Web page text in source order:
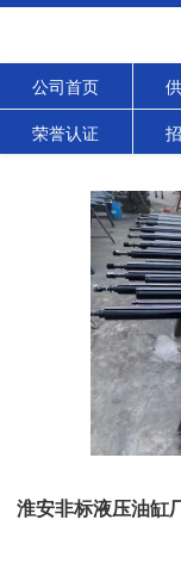
公司首页
荣誉认证
淮安非标液压油缸